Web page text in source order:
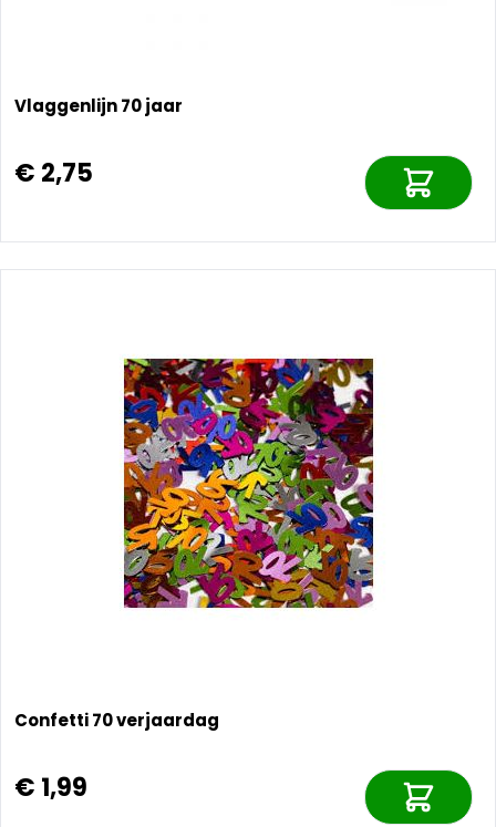
Vlaggenlijn 70 jaar
€ 2,75
Confetti 70 verjaardag
€ 1,99